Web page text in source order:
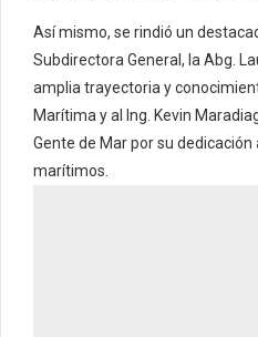
Así mismo, se rindió un
Subdirectora General, la Abg.
amplia trayectoria y
Marítima y al Ing. Kevin
Gente de Mar por su
marítimos.